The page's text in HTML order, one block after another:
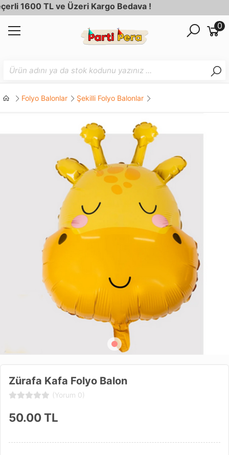
TL ve Üzeri Kargo Bedava !
0
Folyo Balonlar Şekilli Folyo Balonlar
Zürafa Kafa Folyo Balon
(Yorum 0)
50.00TL